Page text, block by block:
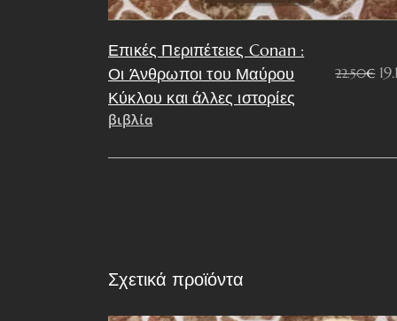
Επικές Περιπέτειες Conan :
Οι Άνθρωποι του Μαύρου
Κύκλου και άλλες ιστορίες
22.50€
βιβλία
Σχετικά προϊόντα